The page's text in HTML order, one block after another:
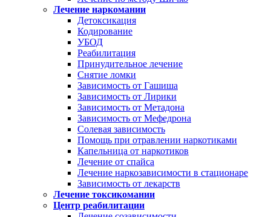
Лечение наркомании
Детоксикация
Кодирование
УБОД
Реабилитация
Принудительное лечение
Снятие ломки
Зависимость от Гашиша
Зависимость от Лирики
Зависимость от Метадона
Зависимость от Мефедрона
Солевая зависимость
Помощь при отравлении наркотиками
Капельница от наркотиков
Лечение от спайса
Лечение наркозависимости в стационаре
Зависимость от лекарств
Лечение токсикомании
Центр реабилитации